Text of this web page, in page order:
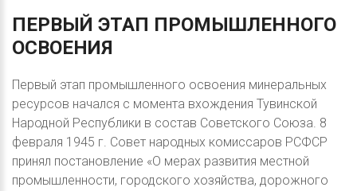
ПЕРВЫЙ ЭТАП ПРОМЫШЛЕННОГО
ОСВОЕНИЯ
Первый этап промышленного освоения минеральных
ресурсов начался с момента вхождения Тувинской
Народной Республики в состав Советского Союза. 8
февраля 1945 г. Совет народных комиссаров РСФСР
принял постановление «О мерах развития местной
промышленности, городского хозяйства, дорожного